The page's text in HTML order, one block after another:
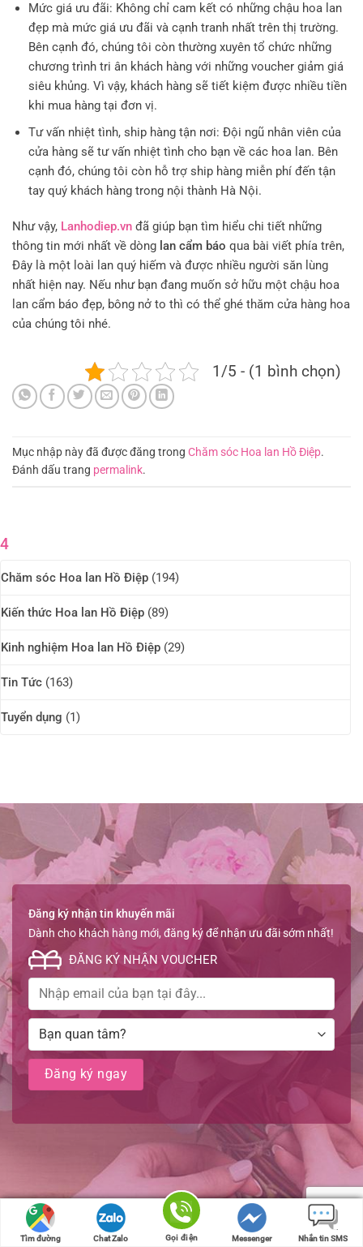
Mức giá ưu đãi: Không chỉ cam kết có những chậu hoa lan
đẹp mà mức giá ưu đãi và cạnh tranh nhất trên thị trường.
Bên cạnh đó, chúng tôi còn thường xuyên tổ chức những
chương trình tri ân khách hàng với những voucher giảm giá
siêu khủng. Vì vậy, khách hàng sẽ tiết kiệm được nhiều tiền
khi mua hàng tại đơn vị.
Tư vấn nhiệt tình, ship hàng tận nơi: Đội ngũ nhân viên của
cửa hàng sẽ tư vấn nhiệt tình cho bạn về các hoa lan. Bên
cạnh đó, chúng tôi còn hỗ trợ ship hàng miễn phí đến tận
tay quý khách hàng trong nội thành Hà Nội.
Như vậy, Lanhodiep.vn đã giúp bạn tìm hiểu chi tiết những
thông tin mới nhất về dòng lan cẩm báo qua bài viết phía trên,
Đây là một loài lan quý hiếm và được nhiều người săn lùng
nhất hiện nay. Nếu như bạn đang muốn sở hữu một chậu hoa
lan cẩm báo đẹp, bông nở to thì có thể ghé thăm cửa hàng hoa
của chúng tôi nhé.
1/5 - (1 bình chọn)
Mục nhập này đã được đăng trong Chăm sóc Hoa lan Hồ Điệp.
Đánh dấu trang permalink.
4
Chăm sóc Hoa lan Hồ Điệp (194)
Kiến thức Hoa lan Hồ Điệp (89)
Kinh nghiệm Hoa lan Hồ Điệp (29)
Tin Tức (163)
Tuyển dụng (1)
Đăng ký nhận tin khuyến mãi
Dành cho khách hàng mới, đăng ký để nhận ưu đãi sớm nhất!
ĐĂNG KÝ NHẬN VOUCHER
Tìm đường Chat Zalo Gọi điện Messenger Nhắn tin SMS
Tìm đường Chat Zalo Gọi điện Messenger Nhắn tin SMS